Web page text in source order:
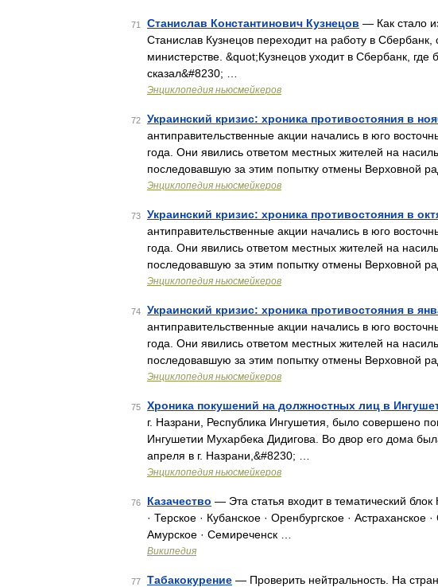
71 Станислав Константинович Кузнецов — Как стало
Станислав Кузнецов переходит на работу в
министерстве. &quot;Кузнецов уходит в Сбербанк, где
сказал&#8230; …
Энциклопедия ньюсмейкеров
72 Украинский кризис: хроника противостояния в
антиправительственные акции начались в юго
года. Они явились ответом местных жителей на
последовавшую за этим попытку отмены Верховной
Энциклопедия ньюсмейкеров
73 Украинский кризис: хроника противостояния в
антиправительственные акции начались в юго
года. Они явились ответом местных жителей на
последовавшую за этим попытку отмены Верховной
Энциклопедия ньюсмейкеров
74 Украинский кризис: хроника противостояния в
антиправительственные акции начались в юго
года. Они явились ответом местных жителей на
последовавшую за этим попытку отмены Верховной
Энциклопедия ньюсмейкеров
75 Хроника покушений на должностных лиц в
г. Назрани, Республика Ингушетия, было совершено
Ингушетии Мухарбека Дидигова. Во двор его дома
апреля в г. Назрани,&#8230; …
Энциклопедия ньюсмейкеров
76 Казачество — Эта статья входит в тематический блок
· Терское · Кубанское · Оренбургское · Астраханское
Амурское · Семиреченск …
Википедия
77 Табакокурение — Проверить нейтральность. На